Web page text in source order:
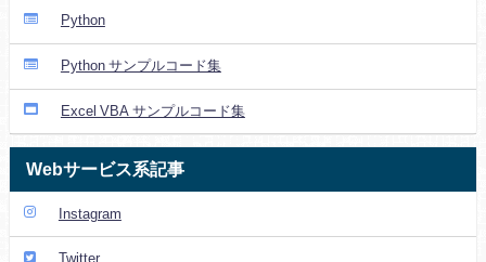
Python
Python サンプルコード集
Excel VBA サンプルコード集
Webサービス系記事
Instagram
Twitter